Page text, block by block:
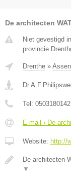
De architecten
Niet gevestigd
provincie
Drenthe » Assen
Tel: 0503180142
E-mail › De
Website: http://
De architecten
▼